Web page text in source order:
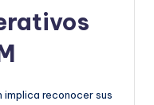
implica reconocer sus